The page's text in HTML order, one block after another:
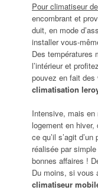
Pour climatiseur
encombrant et
duit, en mode
installer vous-
Des températures
l’intérieur et
pouvez en fait des
climatisation
Intensive, mais en
logement en
ce qu’il s’agit
réalisée par
bonnes affaires !
Du moins, si vous
climatiseur